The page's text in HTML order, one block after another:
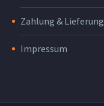
Zahlung & Lieferung
Impressum